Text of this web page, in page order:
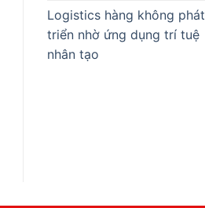
Logistics hàng không phát
triển nhờ ứng dụng trí tuệ
nhân tạo